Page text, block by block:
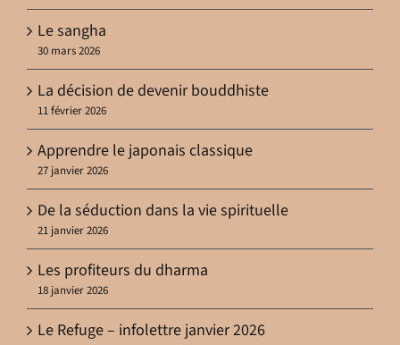
Le sangha
30 mars 2026
La décision de devenir bouddhiste
11 février 2026
Apprendre le japonais classique
27 janvier 2026
De la séduction dans la vie spirituelle
21 janvier 2026
Les profiteurs du dharma
18 janvier 2026
Le Refuge – infolettre janvier 2026